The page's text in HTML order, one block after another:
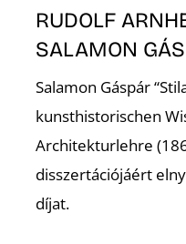
RUDOLF
SALAMON
Salamon Gáspár
kunsthistorischen
Architekturlehre
disszertációjáért
díjat.